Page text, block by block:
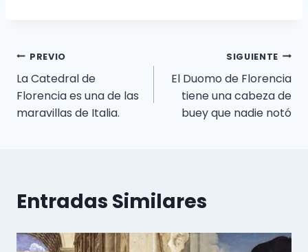
Navegación
de
entradas
PREVIO
La Catedral de
Florencia es una de las
maravillas de Italia.
SIGUIENTE
El Duomo de Florencia
tiene una cabeza de
buey que nadie notó
Entradas Similares